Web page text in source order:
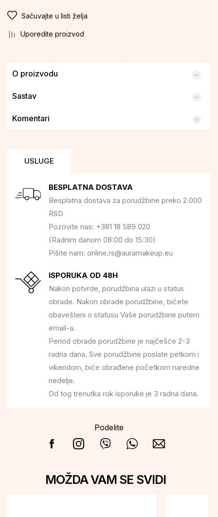
Sačuvajte u listi želja
Uporedite proizvod
O proizvodu
Sastav
Komentari
USLUGE
BESPLATNA DOSTAVA
Besplatna dostava za porudžbine preko 2.000
RSD
Pozovite nas: +381 18 589 020
(Radnim danom 08:00 do 15:30)
Pišite nam: online.rs@auramakeup.eu
ISPORUKA OD 48H
Nakon potvrde, porudžbina ulazi u status
obrade. Nakon obrade porudžbine, bićete
obavešteni o statusu Vaše porudžbine putem
email-a.
Period obrade porudžbine je najčešće 2-3
radna dana. Sve porudžbine poslate petkom i
vikendom, biće obrađene početkom naredne
nedelje.
Od tog trenutka rok isporuke je 3 radna dana.
Podelite
MOŽDA VAM SE SVIDI